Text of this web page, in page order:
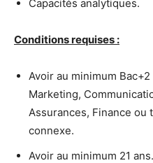
Capacités analytiques.
Conditions requises :
Avoir au minimum
Marketing,
Assurances, Finance ou
connexe.
Avoir au minimum 21 ans.